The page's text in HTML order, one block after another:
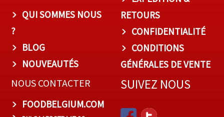
QUI SOMMES NOUS
?
BLOG
NOUVEAUTÉS
RETOURS
CONFIDENTIALITÉ
CONDITIONS
GÉNÉRALES DE VENTE
NOUS CONTACTER
FOODBELGIUM.COM
SUIVEZ NOUS